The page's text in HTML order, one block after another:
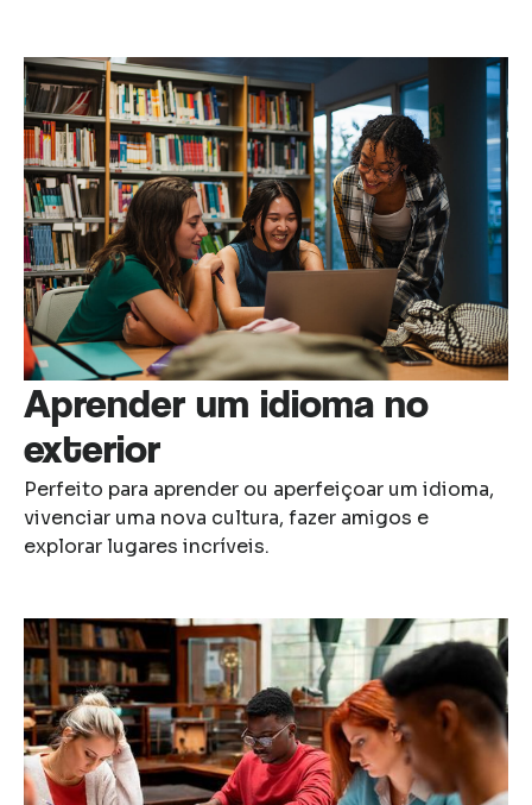
Aprender um idioma no
exterior
Perfeito para aprender ou aperfeiçoar um idioma,
vivenciar uma nova cultura, fazer amigos e
explorar lugares incríveis.